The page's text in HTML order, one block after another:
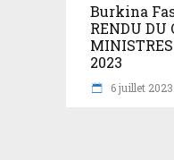
Burkina
RENDU DU
2023
6 juillet 2023